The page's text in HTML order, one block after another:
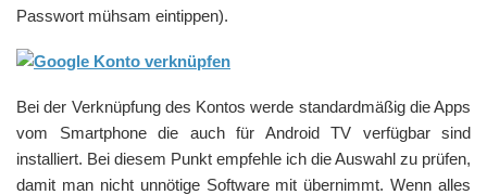
Passwort mühsam eintippen).
Bei der Verknüpfung des Kontos werde standardmäßig die Apps
vom Smartphone die auch für Android TV verfügbar sind
installiert. Bei diesem Punkt empfehle ich die Auswahl zu prüfen,
damit man nicht unnötige Software mit übernimmt. Wenn alles